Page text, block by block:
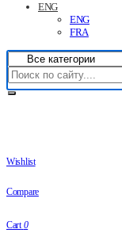
ENG
ENG
FRA
Wishlist
Compare
Cart 0